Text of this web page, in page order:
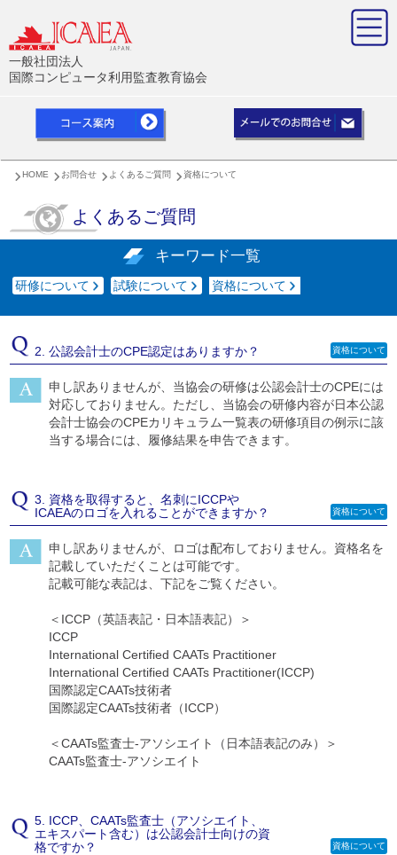
一般社団法人
国際コンピュータ利用監査教育協会
HOME お問合せ よくあるご質問 資格について
よくあるご質問
キーワード一覧
研修について 試験について 資格について
2. 公認会計士のCPE認定はありますか？ 資格について
申し訳ありませんが、当協会の研修は公認会計士のCPEには
対応しておりません。ただし、当協会の研修内容が日本公認
会計士協会のCPEカリキュラム一覧表の研修項目の例示に該
当する場合には、履修結果を申告できます。
3. 資格を取得すると、名刺にICCPや
ICAEAのロゴを入れることができますか？
資格について
申し訳ありませんが、ロゴは配布しておりません。資格名を
記載していただくことは可能です。
記載可能な表記は、下記をご覧ください。
＜ICCP（英語表記・日本語表記）＞
ICCP
International Certified CAATs Practitioner
International Certified CAATs Practitioner(ICCP)
国際認定CAATs技術者
国際認定CAATs技術者（ICCP）
＜CAATs監査士-アソシエイト（日本語表記のみ）＞
CAATs監査士-アソシエイト
5. ICCP、CAATs監査士（アソシエイト、
エキスパート含む）は公認会計士向けの資
格ですか？
資格について